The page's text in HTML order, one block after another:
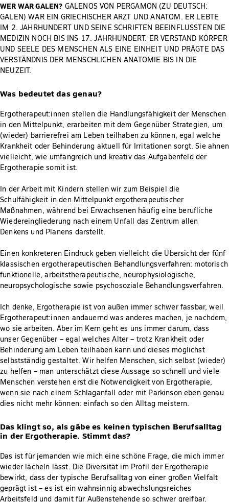
WER WAR GALEN? GALENOS VON PERGAMON (ZU DEUTSCH:
GALEN) WAR EIN GRIECHISCHER ARZT UND ANATOM. ER LEBTE
IM 2. JAHRHUNDERT UND SEINE SCHRIFTEN BEEINFLUSSTEN DIE
MEDIZIN NOCH BIS INS 17. JAHRHUNDERT. ER VERSTAND KÖRPER
UND SEELE DES MENSCHEN ALS EINE EINHEIT UND PRÄGTE DAS
VERSTÄNDNIS DER MENSCHLICHEN ANATOMIE BIS IN DIE
NEUZEIT.
Was bedeutet das genau?
Ergotherapeut:innen stellen die Handlungsfähigkeit der Menschen
in den Mittelpunkt, erarbeiten mit dem Gegenüber Strategien, um
(wieder) barrierefrei am Leben teilhaben zu können, egal welche
Krankheit oder Behinderung aktuell für Irritationen sorgt. Sie ahnen
vielleicht, wie umfangreich und kreativ das Aufgabenfeld der
Ergotherapie somit ist.
In der Arbeit mit Kindern stellen wir zum Beispiel die
Schulfähigkeit in den Mittelpunkt ergotherapeutischer
Maßnahmen, während bei Erwachsenen häufig eine berufliche
Wiedereingliederung nach einem Unfall das Zentrum allen
Denkens und Planens darstellt.
Einen konkreteren Eindruck geben vielleicht die Übersicht der fünf
klassischen ergotherapeutischen Behandlungsverfahren: motorisch
funktionelle, arbeitstherapeutische, neurophysiologische,
neuropsychologische sowie psychosoziale Behandlungsverfahren.
Ich denke, Ergotherapie ist von außen immer schwer fassbar, weil
Ergotherapeut:innen andauernd was anderes machen, je nachdem,
wo sie arbeiten. Aber im Kern geht es uns immer darum, dass
unser Gegenüber – egal welches Alter – trotz Krankheit oder
Behinderung am Leben teilhaben kann und dieses möglichst
selbstständig gestaltet. Wir helfen Menschen, sich selbst (wieder)
zu helfen – man unterschätzt diese Aussage so schnell und viele
Menschen verstehen erst die Notwendigkeit von Ergotherapie,
wenn sie nach einem Schlaganfall oder mit Parkinson eben genau
dies nicht mehr können: einfach so den Alltag meistern.
Das klingt so, als gäbe es keinen typischen Berufsalltag
in der Ergotherapie. Stimmt das?
Das ist für jemanden wie mich eine schöne Frage, die mich immer
wieder lächeln lässt. Die Diversität im Profil der Ergotherapie
bewirkt, dass der typische Berufsalltag von einer großen Vielfalt
geprägt ist – es ist ein wahnsinnig abwechslungsreiches
Arbeitsfeld und damit für Außenstehende so schwer greifbar.